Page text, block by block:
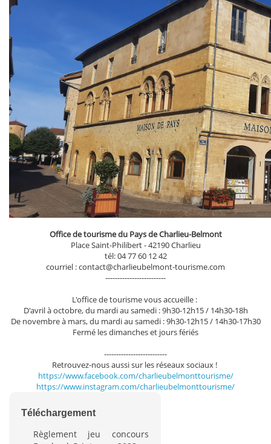
Office de tourisme du Pays de Charlieu-Belmont
Place Saint-Philibert - 42190 Charlieu
tél: 04 77 60 12 42
courriel : contact@charlieubelmont-tourisme.com
-------------------------
L'office de tourisme vous accueille :
D'avril à octobre, du mardi au samedi : 9h30-12h15 / 14h30-18h
De novembre à mars, du mardi au samedi : 9h30-12h15 / 14h30-17h30
Fermé les dimanches et jours fériés
--------------------------
Retrouvez-nous aussi sur les réseaux sociaux !
https://www.facebook.com/charlieubelmonttourisme/
https://www.instagram.com/charlieubelmonttourisme/
Téléchargement
Règlement jeu concours